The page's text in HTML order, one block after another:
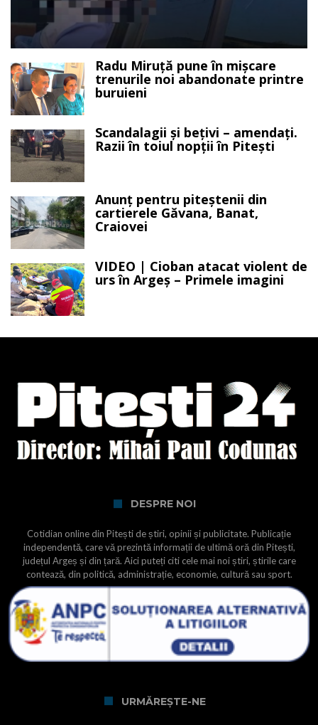
Radu Miruță pune în mișcare
trenurile noi abandonate printre
buruieni
Scandalagii și bețivi – amendați.
Razii în toiul nopții în Pitești
Anunț pentru piteștenii din
cartierele Găvana, Banat,
Craiovei
VIDEO | Cioban atacat violent de
urs în Argeș – Primele imagini
DESPRE NOI
Cotidian online din Pitești de știri, opinii și publicitate. Publicație
independentă, care vă prezintă informații de ultimă oră din Pitești,
județul Argeș și din țară. Aici puteți citi cele mai noi știri, știrile care
contează, din politică, administrație, economie, cultură sau sport.
URMĂREȘTE-NE